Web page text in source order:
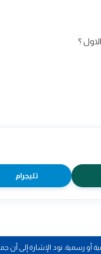
تليجرام
نود الإشارة إلى أن جميع